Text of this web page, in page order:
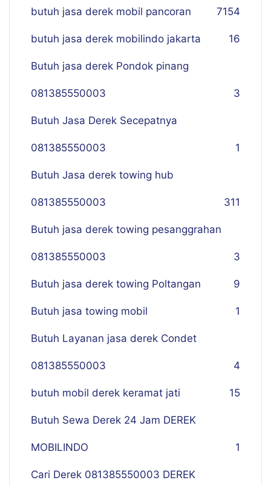
154
butuh jasa derek mobil pancoran 7
butuh jasa derek mobilindo jakarta 16
Butuh jasa derek Pondok pinang
081385550003 3
Butuh Jasa Derek Secepatnya
081385550003 1
Butuh Jasa derek towing hub
081385550003 311
Butuh jasa derek towing pesanggrahan
081385550003 3
Butuh jasa derek towing Poltangan 9
Butuh jasa towing mobil 1
Butuh Layanan jasa derek Condet
081385550003 4
butuh mobil derek keramat jati 15
Butuh Sewa Derek 24 Jam DEREK
MOBILINDO 1
Cari Derek 081385550003 DEREK